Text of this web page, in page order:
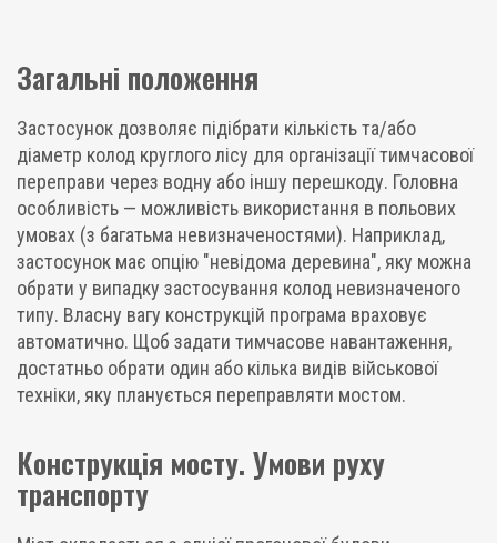
Загальні положення
Застосунок дозволяє підібрати кількість та/або
діаметр колод круглого лісу для організації тимчасової
переправи через водну або іншу перешкоду. Головна
особливість — можливість використання в польових
умовах (з багатьма невизначеностями). Наприклад,
застосунок має опцію "невідома деревина", яку можна
обрати у випадку застосування колод невизначеного
типу. Власну вагу конструкцій програма враховує
автоматично. Щоб задати тимчасове навантаження,
достатньо обрати один або кілька видів військової
техніки, яку планується переправляти мостом.
Конструкція мосту. Умови руху
транспорту